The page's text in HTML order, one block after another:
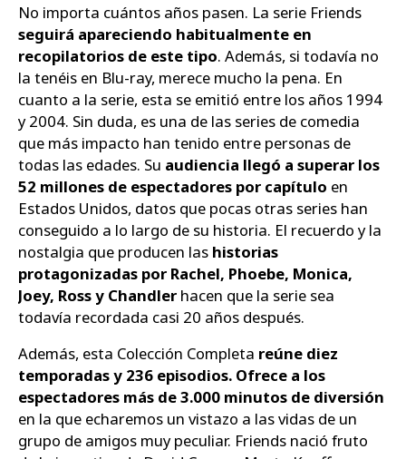
No importa cuántos años pasen. La serie Friends
seguirá apareciendo habitualmente en
recopilatorios de este tipo. Además, si todavía no
la tenéis en Blu-ray, merece mucho la pena. En
cuanto a la serie, esta se emitió entre los años 1994
y 2004. Sin duda, es una de las series de comedia
que más impacto han tenido entre personas de
todas las edades. Su audiencia llegó a superar los
52 millones de espectadores por capítulo en
Estados Unidos, datos que pocas otras series han
conseguido a lo largo de su historia. El recuerdo y la
nostalgia que producen las historias
protagonizadas por Rachel, Phoebe, Monica,
Joey, Ross y Chandler hacen que la serie sea
todavía recordada casi 20 años después.
Además, esta Colección Completa reúne diez
temporadas y 236 episodios. Ofrece a los
espectadores más de 3.000 minutos de diversión
en la que echaremos un vistazo a las vidas de un
grupo de amigos muy peculiar. Friends nació fruto